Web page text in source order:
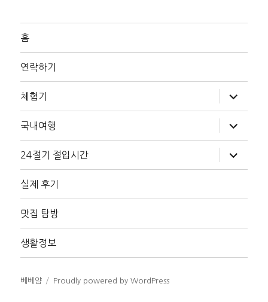
홈
연락하기
체험기
위
메
확
장
국내여행
위
메
확
장
24절기 절입시간
위
메
장
실제 후기
맛집 탐방
생활정보
베베얌 Proudly powered by WordPress